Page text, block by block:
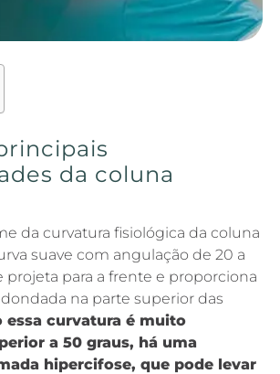
da coluna
da curvatura fisiológica da coluna
suave com angulação de 20 a
projeta para a frente e proporciona
na parte superior das
essa curvatura é muito
a 50 graus, há uma
hipercifose, que pode levar